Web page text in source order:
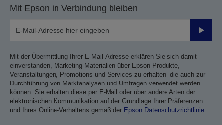
Mit Epson in Verbindung bleiben
Mit der Übermittlung Ihrer E-Mail-Adresse erklären Sie sich damit
einverstanden, Marketing-Materialien über Epson Produkte,
Veranstaltungen, Promotions und Services zu erhalten, die auch zur
Durchführung von Marktanalysen und Umfragen verwendet werden
können. Sie erhalten diese per E-Mail oder über andere Arten der
elektronischen Kommunikation auf der Grundlage Ihrer Präferenzen
und Ihres Online-Verhaltens gemäß der Epson Datenschutzrichtlinie.